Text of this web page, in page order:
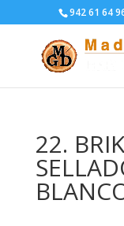
942 61 64
22.